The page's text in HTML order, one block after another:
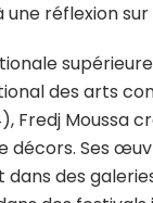
une réflexion
des arts
Fredj
décors. Ses
dans des